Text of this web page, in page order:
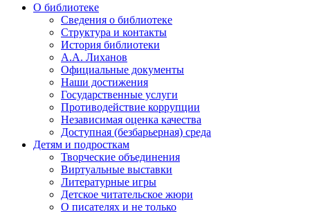
О библиотеке
Сведения о библиотеке
Структура и контакты
История библиотеки
А.А. Лиханов
Официальные документы
Наши достижения
Государственные услуги
Противодействие коррупции
Независимая оценка качества
Доступная (безбарьерная) среда
Детям и подросткам
Творческие объединения
Виртуальные выставки
Литературные игры
Детское читательское жюри
О писателях и не только